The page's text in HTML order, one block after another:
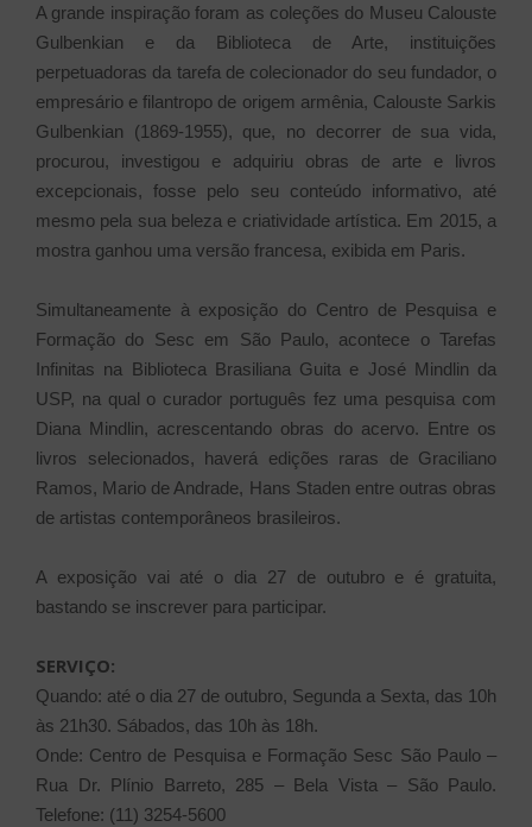
A grande inspiração foram as coleções do Museu Calouste
Gulbenkian e da Biblioteca de Arte, instituições
perpetuadoras da tarefa de colecionador do seu fundador, o
empresário e filantropo de origem armênia, Calouste Sarkis
Gulbenkian (1869-1955), que, no decorrer de sua vida,
procurou, investigou e adquiriu obras de arte e livros
excepcionais, fosse pelo seu conteúdo informativo, até
mesmo pela sua beleza e criatividade artística. Em 2015, a
mostra ganhou uma versão francesa, exibida em Paris.
Simultaneamente à exposição do Centro de Pesquisa e
Formação do Sesc em São Paulo, acontece o Tarefas
Infinitas na Biblioteca Brasiliana Guita e José Mindlin da
USP, na qual o curador português fez uma pesquisa com
Diana Mindlin, acrescentando obras do acervo. Entre os
livros selecionados, haverá edições raras de Graciliano
Ramos, Mario de Andrade, Hans Staden entre outras obras
de artistas contemporâneos brasileiros.
A exposição vai até o dia 27 de outubro e é gratuita,
bastando se inscrever para participar.
SERVIÇO:
Quando: até o dia 27 de outubro, Segunda a Sexta, das 10h
às 21h30. Sábados, das 10h às 18h.
Onde: Centro de Pesquisa e Formação Sesc São Paulo –
Rua Dr. Plínio Barreto, 285 – Bela Vista – São Paulo.
Telefone: (11) 3254-5600